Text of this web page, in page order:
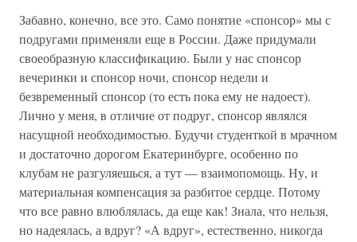
Забавно, конечно, все это. Само понятие «спонсор» мы с
подругами применяли еще в России. Даже придумали
своеобразную классификацию. Были у нас спонсор
вечеринки и спонсор ночи, спонсор недели и
безвременный спонсор (то есть пока ему не надоест).
Лично у меня, в отличие от подруг, спонсор являлся
насущной необходимостью. Будучи студенткой в мрачном
и достаточно дорогом Екатеринбурге, особенно по
клубам не разгуляешься, а тут — взаимопомощь. Ну, и
материальная компенсация за разбитое сердце. Потому
что все равно влюблялась, да еще как! Знала, что нельзя,
но надеялась, а вдруг? «А вдруг», естественно, никогда